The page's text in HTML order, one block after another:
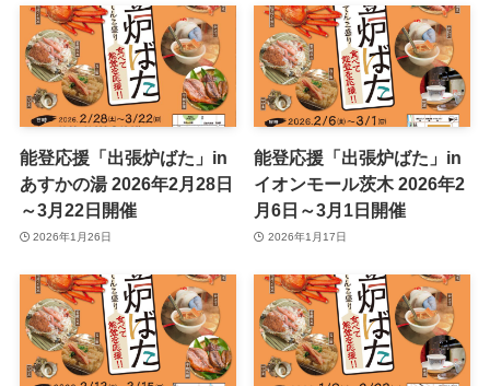
能登応援「出張炉ばた」in
あすかの湯 2026年2月28日
～3月22日開催
2026年1月26日
能登応援「出張炉ばた」in
イオンモール茨木 2026年2
月6日～3月1日開催
2026年1月17日